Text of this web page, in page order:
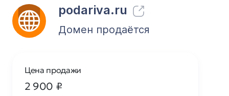
podariva.ru
Домен продаётся
Цена продажи
2 900 ₽